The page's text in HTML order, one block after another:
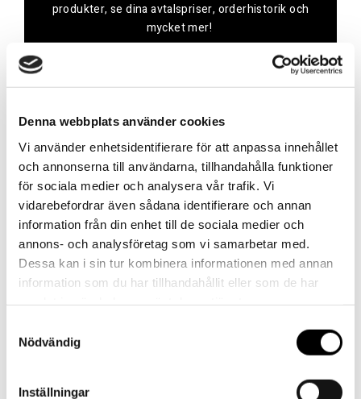
Denna webbplats använder cookies
Vi använder enhetsidentifierare för att anpassa innehållet
och annonserna till användarna, tillhandahålla funktioner
för sociala medier och analysera vår trafik. Vi
vidarebefordrar även sådana identifierare och annan
information från din enhet till de sociala medier och
annons- och analysföretag som vi samarbetar med.
Dessa kan i sin tur kombinera informationen med annan
information som du har tillhandahållit eller som de har
Nödvändig
Inställningar
produkter, se dina avtalspriser, orderhistorik och
mycket mer!
Kontakt
Har du frågor eller behöver hjälp?
Vi finns här för dig!
Vår kundtjänst är tillgänglig Mån – Fre: 07:30 –
16:30